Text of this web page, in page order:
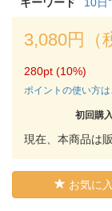
3,080円（
280pt (10%)
ポイントの使い方は
初回購
現在、本商品は
お気に